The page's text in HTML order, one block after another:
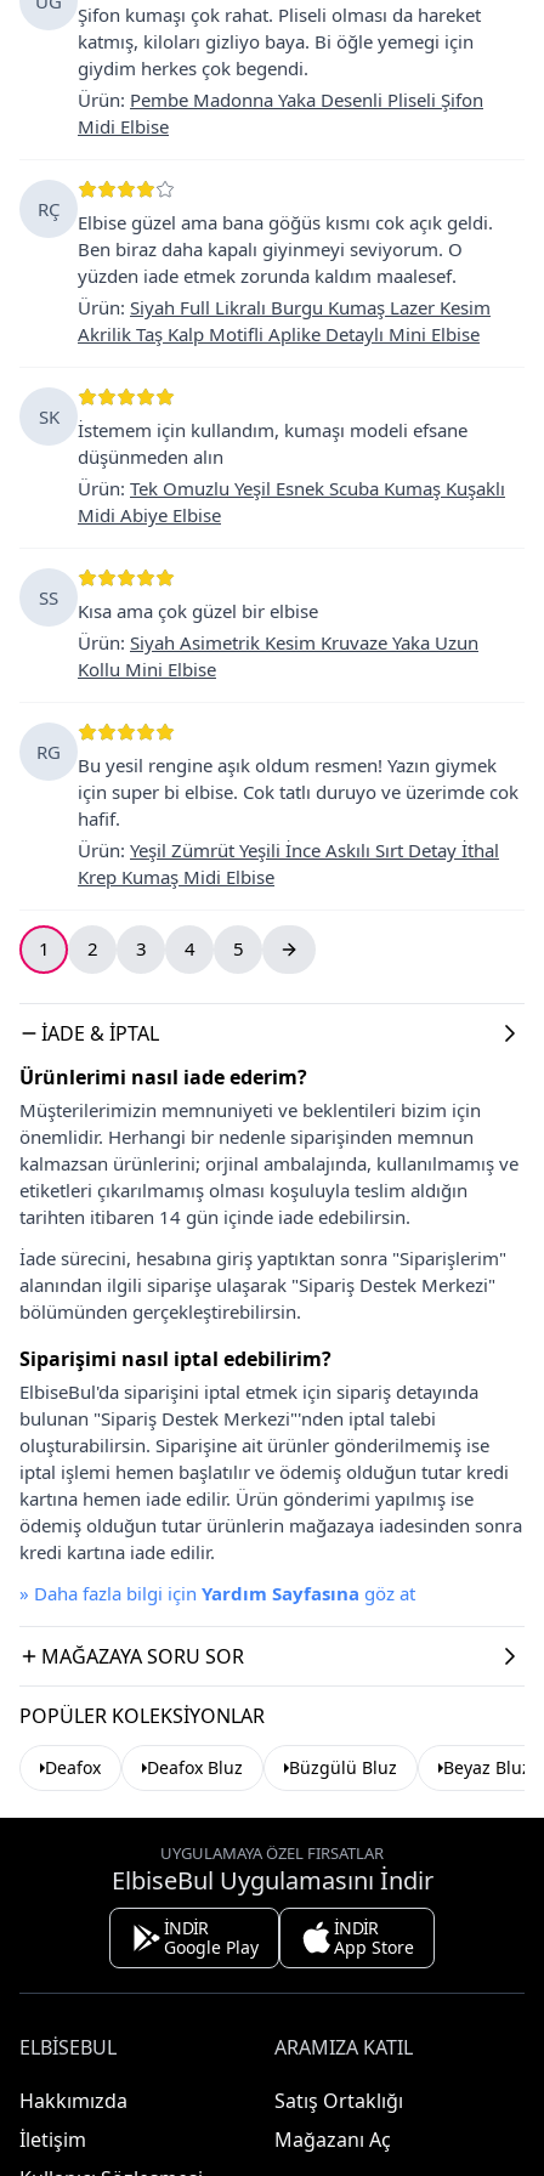
Şifon kumaşı çok rahat. Pliseli olması da hareket
katmış, kiloları gizliyo baya. Bi öğle yemegi için
giydim herkes çok begendi.
Ürün: Pembe Madonna Yaka Desenli Pliseli Şifon
Midi Elbise
RÇ
Elbise güzel ama bana göğüs kısmı cok açık geldi.
Ben biraz daha kapalı giyinmeyi seviyorum. O
yüzden iade etmek zorunda kaldım maalesef.
Ürün: Siyah Full Likralı Burgu Kumaş Lazer Kesim
Akrilik Taş Kalp Motifli Aplike Detaylı Mini Elbise
SK
İstemem için kullandım, kumaşı modeli efsane
düşünmeden alın
Ürün: Tek Omuzlu Yeşil Esnek Scuba Kumaş Kuşaklı
Midi Abiye Elbise
SS
Kısa ama çok güzel bir elbise
Ürün: Siyah Asimetrik Kesim Kruvaze Yaka Uzun
Kollu Mini Elbise
RG
Bu yesil rengine aşık oldum resmen! Yazın giymek
için super bi elbise. Cok tatlı duruyo ve üzerimde cok
hafif.
Ürün: Yeşil Zümrüt Yeşili İnce Askılı Sırt Detay İthal
Krep Kumaş Midi Elbise
1 2 3 4 5
İADE & İPTAL
Ürünlerimi nasıl iade ederim?
Müşterilerimizin memnuniyeti ve beklentileri bizim için
önemlidir. Herhangi bir nedenle siparişinden memnun
kalmazsan ürünlerini; orjinal ambalajında, kullanılmamış ve
etiketleri çıkarılmamış olması koşuluyla teslim aldığın
tarihten itibaren 14 gün içinde iade edebilirsin.
İade sürecini, hesabına giriş yaptıktan sonra "Siparişlerim"
alanından ilgili siparişe ulaşarak "Sipariş Destek Merkezi"
bölümünden gerçekleştirebilirsin.
Siparişimi nasıl iptal edebilirim?
ElbiseBul'da siparişini iptal etmek için sipariş detayında
bulunan "Sipariş Destek Merkezi"'nden iptal talebi
oluşturabilirsin. Siparişine ait ürünler gönderilmemiş ise
iptal işlemi hemen başlatılır ve ödemiş olduğun tutar kredi
kartına hemen iade edilir. Ürün gönderimi yapılmış ise
ödemiş olduğun tutar ürünlerin mağazaya iadesinden sonra
kredi kartına iade edilir.
» Daha fazla bilgi için Yardım Sayfasına göz at
MAĞAZAYA SORU SOR
POPÜLER KOLEKSIYONLAR
Deafox Deafox Bluz Büzgülü Bluz Beyaz Bluz
UYGULAMAYA ÖZEL FIRSATLAR
ElbiseBul Uygulamasını İndir
İNDİR
Google Play
İNDİR
App Store
ELBISEBUL
Hakkımızda
İletişim
ARAMIZA KATIL
Satış Ortaklığı
Mağazanı Aç